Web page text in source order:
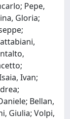
Pepe,
Gloria;
Ivan;
Bellan,
Giulia; Volpi,